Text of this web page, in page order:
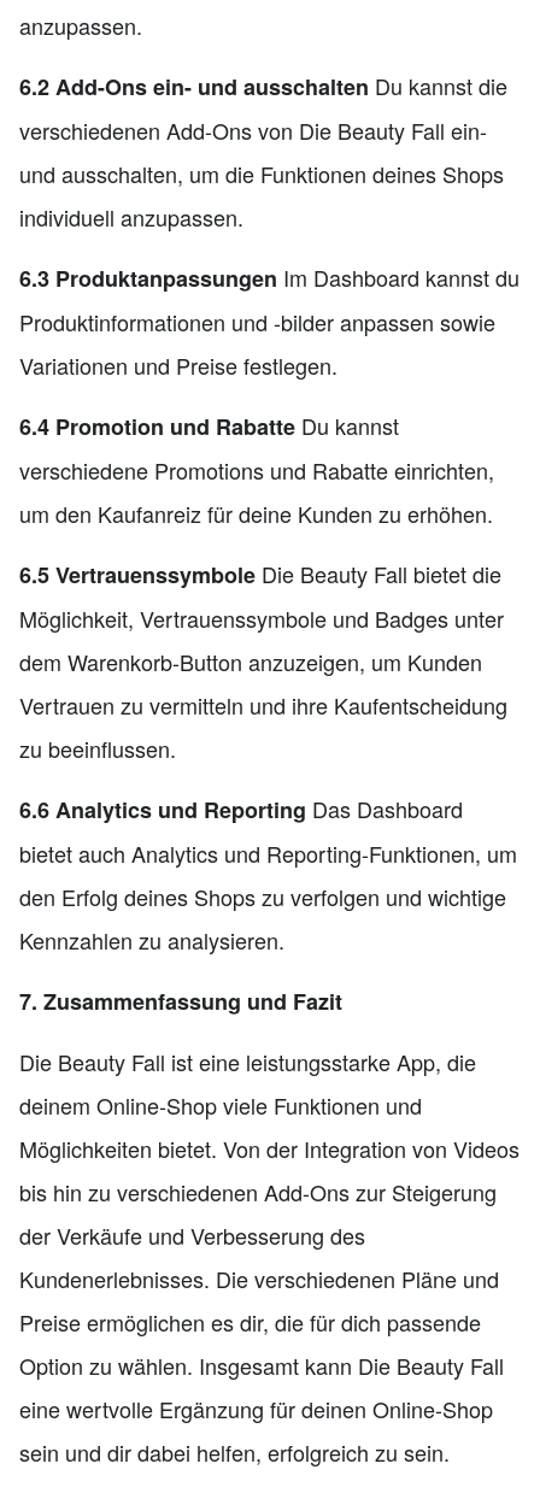
anzupassen.
6.2 Add-Ons ein- und ausschalten Du kannst die
verschiedenen Add-Ons von Die Beauty Fall ein-
und ausschalten, um die Funktionen deines Shops
individuell anzupassen.
6.3 Produktanpassungen Im Dashboard kannst du
Produktinformationen und -bilder anpassen sowie
Variationen und Preise festlegen.
6.4 Promotion und Rabatte Du kannst
verschiedene Promotions und Rabatte einrichten,
um den Kaufanreiz für deine Kunden zu erhöhen.
6.5 Vertrauenssymbole Die Beauty Fall bietet die
Möglichkeit, Vertrauenssymbole und Badges unter
dem Warenkorb-Button anzuzeigen, um Kunden
Vertrauen zu vermitteln und ihre Kaufentscheidung
zu beeinflussen.
6.6 Analytics und Reporting Das Dashboard
bietet auch Analytics und Reporting-Funktionen, um
den Erfolg deines Shops zu verfolgen und wichtige
Kennzahlen zu analysieren.
7. Zusammenfassung und Fazit
Die Beauty Fall ist eine leistungsstarke App, die
deinem Online-Shop viele Funktionen und
Möglichkeiten bietet. Von der Integration von Videos
bis hin zu verschiedenen Add-Ons zur Steigerung
der Verkäufe und Verbesserung des
Kundenerlebnisses. Die verschiedenen Pläne und
Preise ermöglichen es dir, die für dich passende
Option zu wählen. Insgesamt kann Die Beauty Fall
eine wertvolle Ergänzung für deinen Online-Shop
sein und dir dabei helfen, erfolgreich zu sein.